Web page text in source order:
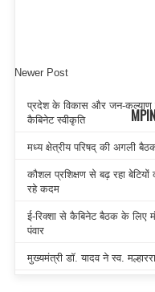
Newer Post
प्रदेश के विकास और जन-कल्याण
कैबिनेट स्वीकृति
मध्य क्षेत्रीय परिषद् की अगली
कौशल प्रशिक्षण से बढ़ रहा
रहे कदम
ई-रिक्शा से कैबिनेट बैठक के लिए
पंवार
मुख्यमंत्री डॉ. यादव ने स्व.